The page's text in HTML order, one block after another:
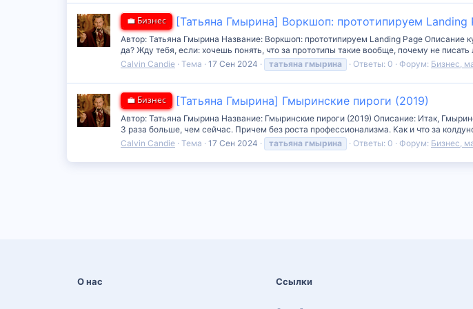
💼 Бизнес [Татьяна Гмырина] Воркшоп: прототипируем Landing
Автор: Татьяна Гмырина Название: Воркшоп: прототипируем Landing Page Описание
да? Жду тебя, если: хочешь понять, что за прототипы такие вообще, почему не
Calvin Candie Тема 17 Сен 2024 татьяна гмырина Ответы: 0 Форум: Бизнес,
💼 Бизнес [Татьяна Гмырина] Гмыринские пироги (2019)
Автор: Татьяна Гмырина Название: Гмыринские пироги (2019) Описание: Итак,
3 раза больше, чем сейчас. Причем без роста профессионализма. Как и что за
Calvin Candie Тема 17 Сен 2024 татьяна гмырина Ответы: 0 Форум: Бизнес,
О нас Ссылки